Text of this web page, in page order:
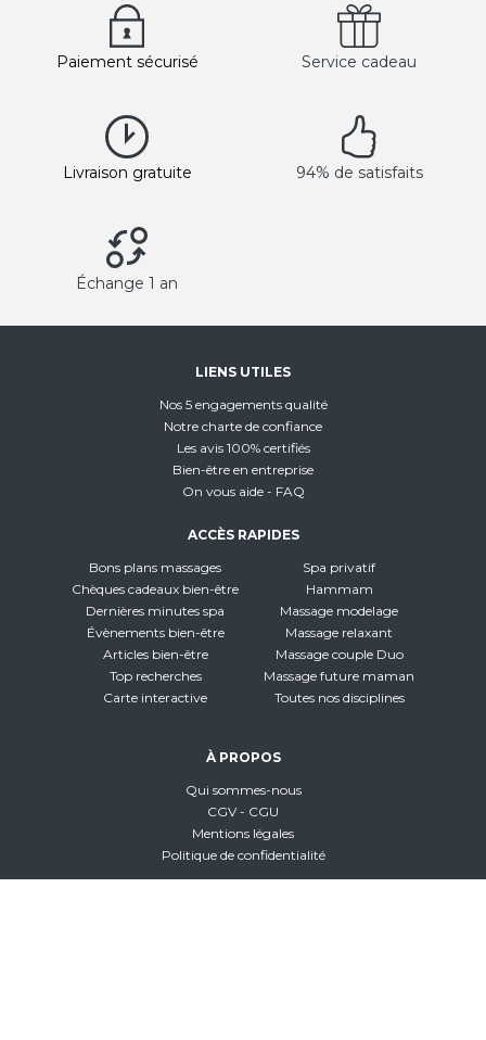
Paiement sécurisé Service cadeau
Livraison gratuite 94% de satisfaits
Échange 1 an
LIENS UTILES
Nos 5 engagements qualité
Notre charte de confiance
Les avis 100% certifiés
Bien-être en entreprise
On vous aide - FAQ
ACCÈS RAPIDES
Bons plans massages
Chèques cadeaux bien-être
Dernières minutes spa
Évènements bien-être
Articles bien-être
Top recherches
Carte interactive
Spa privatif
Hammam
Massage modelage
Massage relaxant
Massage couple Duo
Massage future maman
Toutes nos disciplines
À PROPOS
Qui sommes-nous
CGV - CGU
Mentions légales
Politique de confidentialité